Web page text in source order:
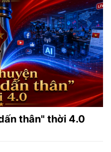
thân" thời 4.0